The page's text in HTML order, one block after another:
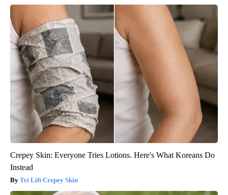
Crepey Skin: Everyone Tries Lotions. Here's What Koreans Do
Instead
Tri Lift Crepey Skin